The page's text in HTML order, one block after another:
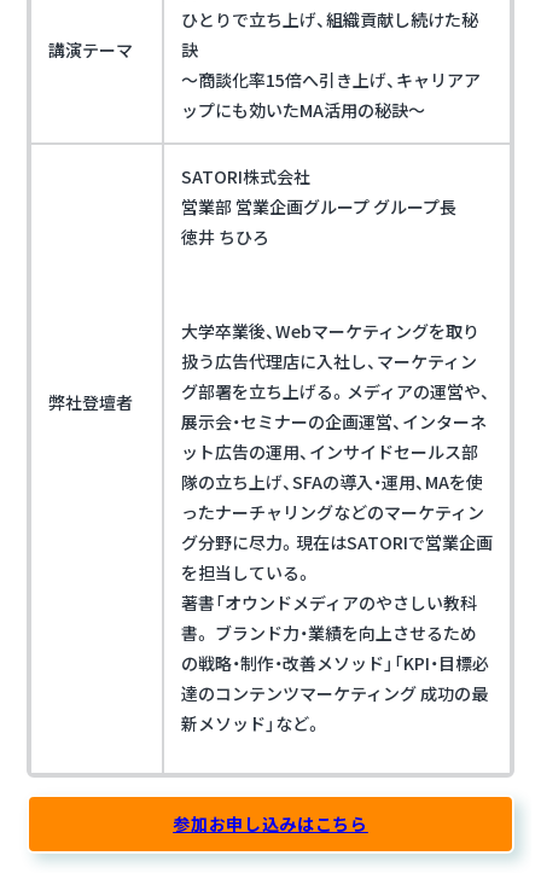
講演テーマ
ひとりで立ち上げ、組織貢献し続けた秘
訣
～商談化率15倍へ引き上げ、キャリアア
ップにも効いたMA活用の秘訣～
弊社登壇者
SATORI株式会社
営業部 営業企画グループ グループ長
徳井 ちひろ
大学卒業後、Webマーケティングを取り
扱う広告代理店に入社し、マーケティン
グ部署を立ち上げる。メディアの運営や、
展示会・セミナーの企画運営、インターネ
ット広告の運用、インサイドセールス部
隊の立ち上げ、SFAの導入・運用、MAを使
ったナーチャリングなどのマーケティン
グ分野に尽力。現在はSATORIで営業企画
を担当している。
著書「オウンドメディアのやさしい教科
書。 ブランド力・業績を向上させるため
の戦略・制作・改善メソッド」「KPI・目標必
達のコンテンツマーケティング 成功の最
新メソッド」など。
参加お申し込みはこちら